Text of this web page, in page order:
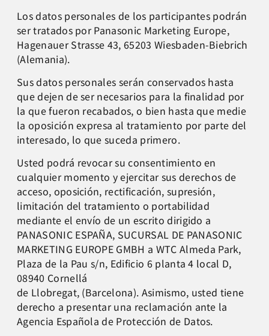
Los datos personales de los participantes podrán
ser tratados por Panasonic Marketing Europe,
Hagenauer Strasse 43, 65203 Wiesbaden-Biebrich
(Alemania).
Sus datos personales serán conservados hasta
que dejen de ser necesarios para la finalidad por
la que fueron recabados, o bien hasta que medie
la oposición expresa al tratamiento por parte del
interesado, lo que suceda primero.
Usted podrá revocar su consentimiento en
cualquier momento y ejercitar sus derechos de
acceso, oposición, rectificación, supresión,
limitación del tratamiento o portabilidad
mediante el envío de un escrito dirigido a
PANASONIC ESPAÑA, SUCURSAL DE PANASONIC
MARKETING EUROPE GMBH a WTC Almeda Park,
Plaza de la Pau s/n, Edificio 6 planta 4 local D,
08940 Cornellá
de Llobregat, (Barcelona). Asimismo, usted tiene
derecho a presentar una reclamación ante la
Agencia Española de Protección de Datos.